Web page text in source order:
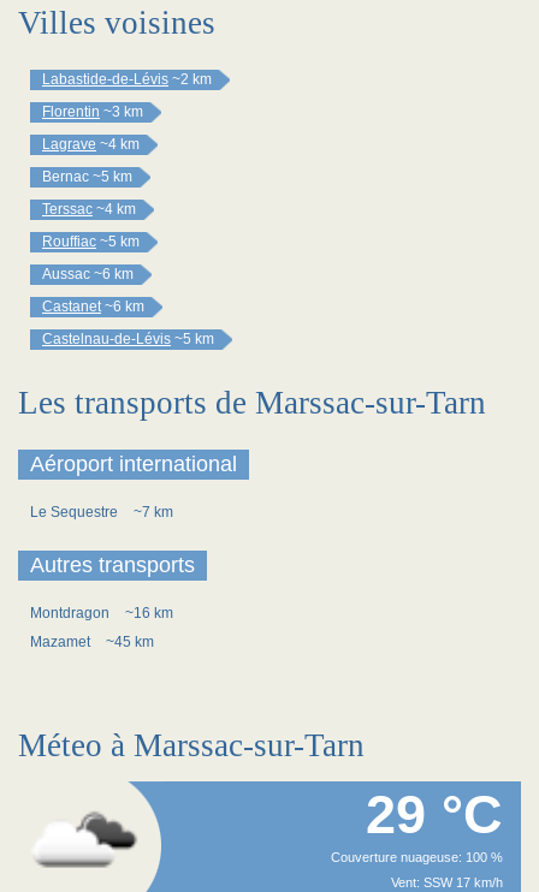
Villes voisines
Labastide-de-Lévis ~2 km
Florentin ~3 km
Lagrave ~4 km
Bernac ~5 km
Terssac ~4 km
Rouffiac ~5 km
Aussac ~6 km
Castanet ~6 km
Castelnau-de-Lévis ~5 km
Les transports de Marssac-sur-Tarn
Aéroport international
Le Sequestre ~7 km
Autres transports
Montdragon
~16 km
Mazamet
~45 km
Méteo à Marssac-sur-Tarn
29 °C
Couverture nuageuse: 100 %
Vent: SSW 17 km/h